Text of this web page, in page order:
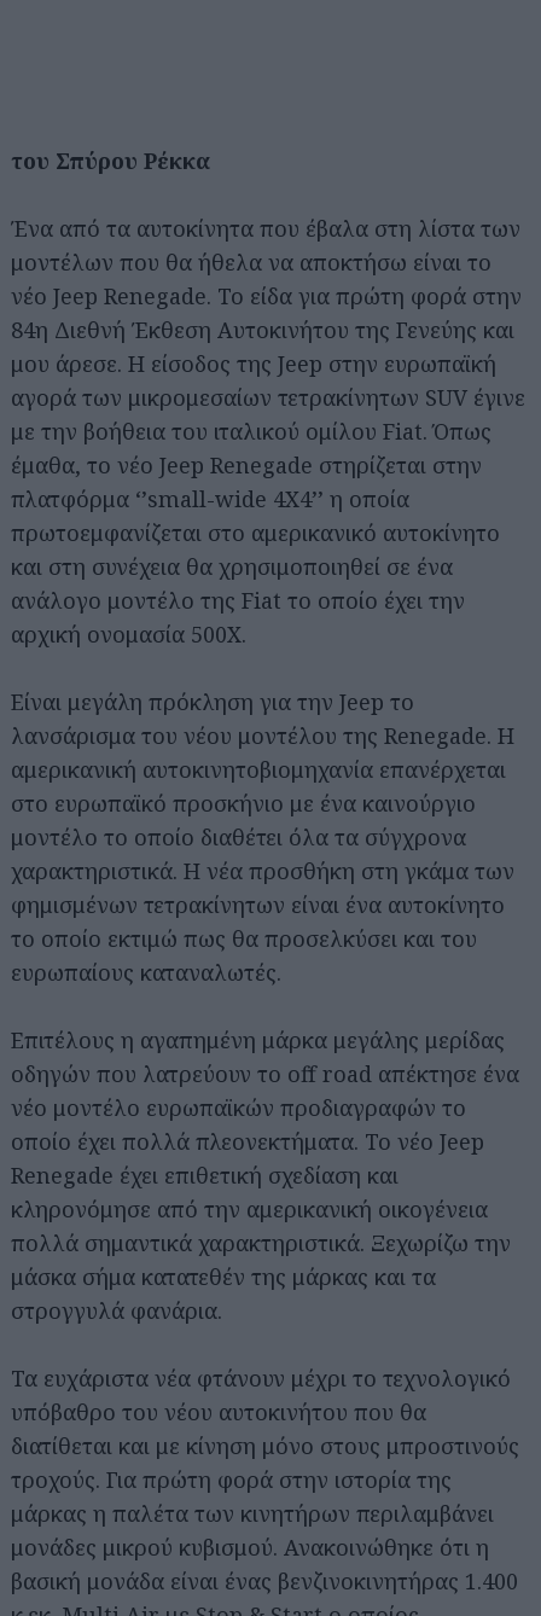
του Σπύρου Ρέκκα
Ένα από τα αυτοκίνητα που έβαλα στη λίστα των
μοντέλων που θα ήθελα να αποκτήσω είναι το
νέο Jeep Renegade. Το είδα για πρώτη φορά στην
84η Διεθνή Έκθεση Αυτοκινήτου της Γενεύης και
μου άρεσε. Η είσοδος της Jeep στην ευρωπαϊκή
αγορά των μικρομεσαίων τετρακίνητων SUV έγινε
με την βοήθεια του ιταλικού ομίλου Fiat. Όπως
έμαθα, το νέο Jeep Renegade στηρίζεται στην
πλατφόρμα ‘’small-wide 4X4’’ η οποία
πρωτοεμφανίζεται στο αμερικανικό αυτοκίνητο
και στη συνέχεια θα χρησιμοποιηθεί σε ένα
ανάλογο μοντέλο της Fiat το οποίο έχει την
αρχική ονομασία 500Χ.
Είναι μεγάλη πρόκληση για την Jeep το
λανσάρισμα του νέου μοντέλου της Renegade. Η
αμερικανική αυτοκινητοβιομηχανία επανέρχεται
στο ευρωπαϊκό προσκήνιο με ένα καινούργιο
μοντέλο το οποίο διαθέτει όλα τα σύγχρονα
χαρακτηριστικά. Η νέα προσθήκη στη γκάμα των
φημισμένων τετρακίνητων είναι ένα αυτοκίνητο
το οποίο εκτιμώ πως θα προσελκύσει και του
ευρωπαίους καταναλωτές.
Επιτέλους η αγαπημένη μάρκα μεγάλης μερίδας
οδηγών που λατρεύουν το off road απέκτησε ένα
νέο μοντέλο ευρωπαϊκών προδιαγραφών το
οποίο έχει πολλά πλεονεκτήματα. Το νέο Jeep
Renegade έχει επιθετική σχεδίαση και
κληρονόμησε από την αμερικανική οικογένεια
πολλά σημαντικά χαρακτηριστικά. Ξεχωρίζω την
μάσκα σήμα κατατεθέν της μάρκας και τα
στρογγυλά φανάρια.
Τα ευχάριστα νέα φτάνουν μέχρι το τεχνολογικό
υπόβαθρο του νέου αυτοκινήτου που θα
διατίθεται και με κίνηση μόνο στους μπροστινούς
τροχούς. Για πρώτη φορά στην ιστορία της
μάρκας η παλέτα των κινητήρων περιλαμβάνει
μονάδες μικρού κυβισμού. Ανακοινώθηκε ότι η
βασική μονάδα είναι ένας βενζινοκινητήρας 1.400